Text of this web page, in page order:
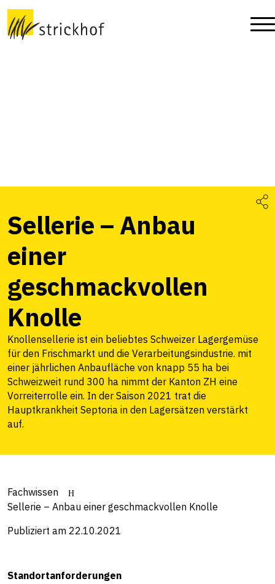
Sellerie – Anbau
einer
geschmackvollen
Knolle
Knollensellerie ist ein beliebtes Schweizer Lagergemüse
für den Frischmarkt und die Verarbeitungsindustrie. mit
einer jährlichen Anbaufläche von knapp 55 ha bei
Schweizweit rund 300 ha nimmt der Kanton ZH eine
Vorreiterrolle ein. In der Saison 2021 trat die
Hauptkrankheit Septoria in den Lagersätzen verstärkt
auf.
Fachwissen
Sellerie – Anbau einer geschmackvollen Knolle
Publiziert am 22.10.2021
Standortanforderungen